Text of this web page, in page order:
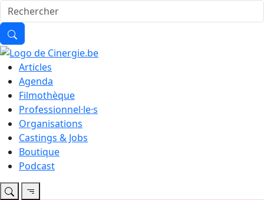
Articles
Agenda
Filmothèque
Professionnel·le·s
Organisations
Castings & Jobs
Boutique
Podcast